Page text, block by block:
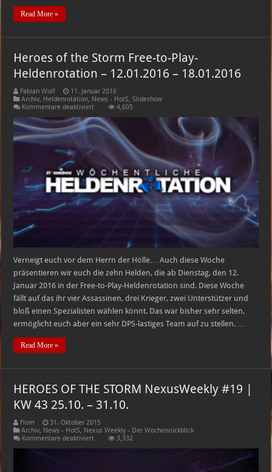
Read More »
Heroes of the Storm Free-to-Play-
Heldenrotation – 12.01.2016 – 18.01.2016
Fabian Wolf
11. Januar 2016
Archiv, Heldenrotation, News - HotS,Slideshow
Kommentare deaktiviertfür
of
the
Storm
to-
Heldenrotation
–
12.01.2016
–
18.01.2016
4,605
Verneigt euch vor dem Herrn der Hölle… Auch diese Woche
präsentieren wir euch die zehn Helden, die ab Dienstag, den 12.
Januar 2016 in der Free-to-Play-Heldenrotation sind. Diese Woche
fällt auf das ihr vier Assassinen, drei Krieger, zwei Unterstützer und
bloß einen Spezialisten wählen könnt. Das war bisher sehr selten,
ermöglicht euch aber ein sehr DPS-lastiges Team auf zu stellen. …
Read More »
HEROES OF THE STORM NexusWeekly #19 |
KW 43 25.10. – 31.10.
Flom
31. Oktober 2015
Archiv, News - HotS, Nexus Weekly - Der Wochenrückblick
Kommentare deaktiviertfür
3,332